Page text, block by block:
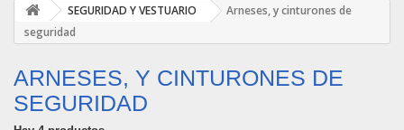
SEGURIDAD Y VESTUARIO
Arneses, y cinturones de
seguridad
ARNESES, Y CINTURONES DE
SEGURIDAD